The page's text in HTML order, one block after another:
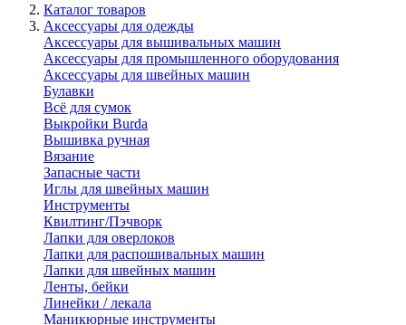
Каталог товаров
Аксессуары для одежды
Аксессуары для вышивальных машин
Аксессуары для промышленного оборудования
Аксессуары для швейных машин
Булавки
Всё для сумок
Выкройки Burda
Вышивка ручная
Вязание
Запасные части
Иглы для швейных машин
Инструменты
Квилтинг/Пэчворк
Лапки для оверлоков
Лапки для распошивальных машин
Лапки для швейных машин
Ленты, бейки
Линейки / лекала
Маникюрные инструменты